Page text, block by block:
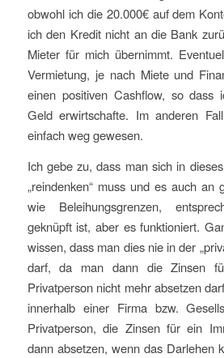
obwohl ich die 20.000€ auf dem
ich den Kredit nicht an die Bank
Mieter für mich übernimmt.
Vermietung, je nach Miete und
einen positiven Cashflow, so dass
Geld erwirtschafte. Im anderen
einfach weg gewesen.
Ich gebe zu, dass man sich in
„reindenken“ muss und es auch an
wie Beleihungsgrenzen,
geknüpft ist, aber es funktioniert.
wissen, dass man dies nie in der
darf, da man dann die Zinsen
Privatperson nicht mehr absetzen
innerhalb einer Firma bzw.
Privatperson, die Zinsen für ein
dann absetzen, wenn das Darlehen